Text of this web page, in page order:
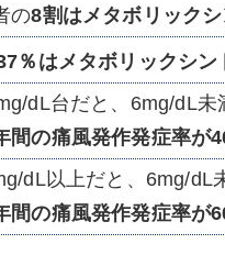
の8割はメタボリック
％はメタボリックシン
dL台だと、6mg/dL未
間の痛風発作発症率が
dL以上だと、6mg/dL
間の痛風発作発症率が